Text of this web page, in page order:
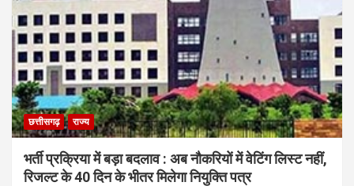
छत्तीसगढ़ राज्य
भर्ती प्रक्रिया में बड़ा बदलाव : अब नौकरियों में वेटिंग लिस्ट नहीं,
रिजल्ट के 40 दिन के भीतर मिलेगा नियुक्ति पत्र